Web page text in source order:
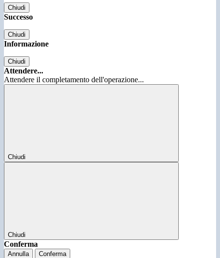
Chiudi
Successo
Chiudi
Informazione
Chiudi
Attendere...
Attendere il completamento dell'operazione...
Chiudi
Chiudi
Conferma
Annulla Conferma